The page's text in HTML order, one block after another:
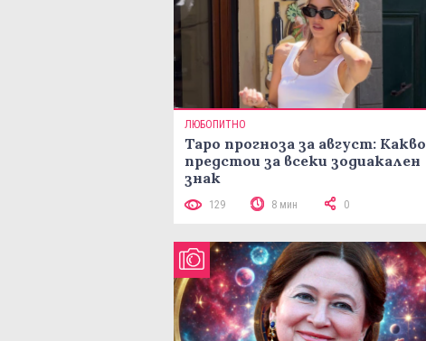
ЛЮБОПИТНО
Таро прогноза за август: Какво
предстои за всеки зодиакален
знак
129 8 мин 0